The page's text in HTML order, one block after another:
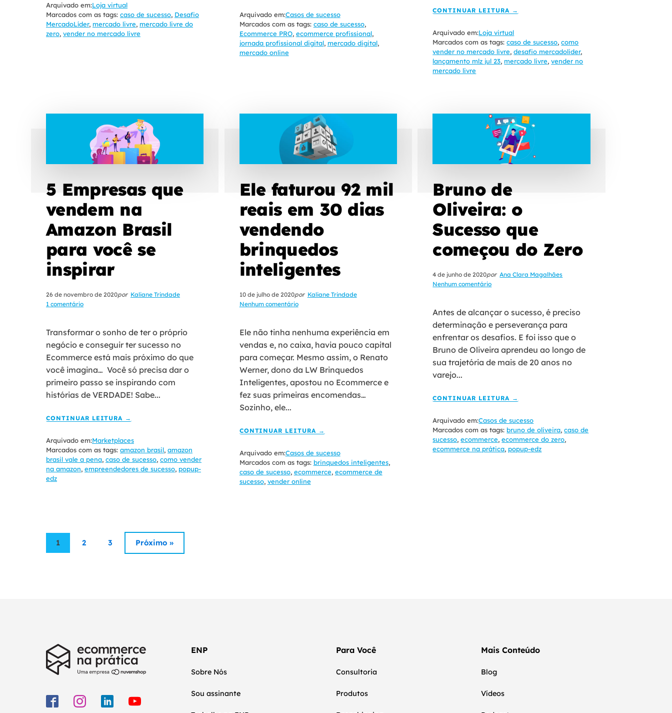
Arquivado em:Loja virtual
Marcados com as tags: caso de sucesso, Desafio
MercadoLíder, mercado livre, mercado livre do
zero, vender no mercado livre
Arquivado em:Casos de sucesso
Marcados com as tags: caso de sucesso,
Ecommerce PRO, ecommerce profissional,
jornada profissional digital, mercado digital,
mercado online
CONTINUAR LEITURA →
Arquivado em:Loja virtual
Marcados com as tags:caso de sucesso,como
vender no mercado livre,desafio mercadolider,
lançamento mlz jul 23,mercado livre,vender no
mercado livre
5 Empresas que
vendem na
Amazon Brasil
para você se
inspirar
26 de novembro de 2020por Kaliane Trindade
1 comentário
Transformar o sonho de ter o próprio
negócio e conseguir ter sucesso no
Ecommerce está mais próximo do que
você imagina… Você só precisa dar o
primeiro passo se inspirando com
histórias de VERDADE! Sabe...
CONTINUAR LEITURA →
Arquivado em:Marketplaces
Marcados com as tags: amazon brasil, amazon
brasil vale a pena, caso de sucesso, como vender
na amazon, empreendedores de sucesso, popup-
edz
Ele faturou 92 mil
reais em 30 dias
vendendo
brinquedos
inteligentes
10 de julho de 2020por Kaliane Trindade
Nenhum comentário
Ele não tinha nenhuma experiência em
vendas e, no caixa, havia pouco capital
para começar. Mesmo assim, o Renato
Werner, dono da LW Brinquedos
Inteligentes, apostou no Ecommerce e
fez suas primeiras encomendas…
Sozinho, ele...
CONTINUAR LEITURA →
Arquivado em:Casos de sucesso
Marcados com as tags: brinquedos inteligentes,
caso de sucesso, ecommerce, ecommerce de
sucesso, vender online
Bruno de
Oliveira: o
Sucesso que
começou do Zero
4 de junho de 2020por Ana Clara Magalhães
Nenhum comentário
Antes de alcançar o sucesso, é preciso
determinação e perseverança para
enfrentar os desafios. E foi isso que o
Bruno de Oliveira aprendeu ao longo de
sua trajetória de mais de 20 anos no
varejo...
CONTINUAR LEITURA →
Arquivado em:Casos de sucesso
Marcados com as tags: bruno de oliveira,caso de
sucesso,ecommerce,ecommerce do zero,
ecommerce na prática, popup-edz
1 2 3 Próximo »
ENP
Sobre Nós
Sou assinante
Para Você
Consultoria
Produtos
Mais Conteúdo
Blog
Vídeos